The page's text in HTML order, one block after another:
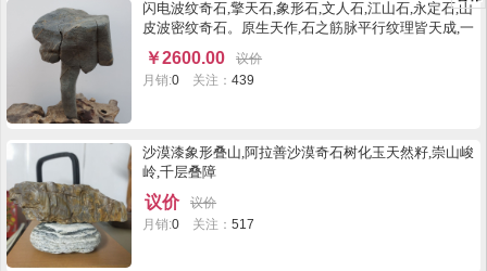
闪电波纹奇石,擎天石,象形石,文人石,江山石,永定石,山
皮波密纹奇石。原生天作,石之筋脉平行纹理皆天成,一
侧倒立擎天,又似点石成金佛手。高24ⅹ宽18x厚18厘
米。不带座和其它饰物。 一柱擎天!顶天立地男人象
征。 文玩石:形、韵俱佳,筋脉闪电纹,大小适合文案
￥2600.00
议价
月销:0 关注：439
沙漠漆象形叠山,阿拉善沙漠奇石树化玉天然籽,崇山峻
岭,千层叠障
议价
议价
月销:0 关注：517